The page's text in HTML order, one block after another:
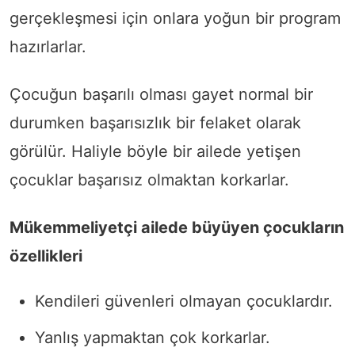
gerçekleşmesi için onlara yoğun bir program
hazırlarlar.
Çocuğun başarılı olması gayet normal bir
durumken başarısızlık bir felaket olarak
görülür. Haliyle böyle bir ailede yetişen
çocuklar başarısız olmaktan korkarlar.
Mükemmeliyetçi ailede büyüyen çocukların
özellikleri
Kendileri güvenleri olmayan çocuklardır.
Yanlış yapmaktan çok korkarlar.